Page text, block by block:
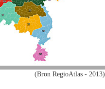
(Bron RegioAtlas - 2013)